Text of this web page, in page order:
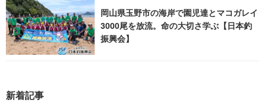
岡山県玉野市の海岸で園児達とマコガレイ
3000尾を放流。命の大切さ学ぶ【日本釣
振興会】
新着記事